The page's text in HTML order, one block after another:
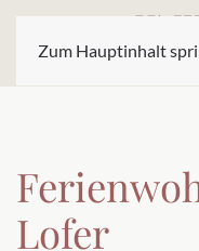
Zum Hauptinhalt
Lofer